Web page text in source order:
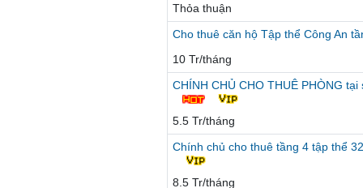
Thỏa thuận
Cho thuê căn hộ Tập thể Công An
10 Tr/tháng
CHÍNH CHỦ CHO THUÊ PHÒNG
5.5 Tr/tháng
Chính chủ cho thuê tầng 4 tập thể
8.5 Tr/tháng